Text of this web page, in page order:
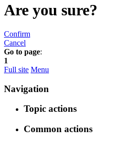
Are you sure?
Confirm
Cancel
Go to page:
1
Full site Menu
Navigation
Topic actions
Common actions